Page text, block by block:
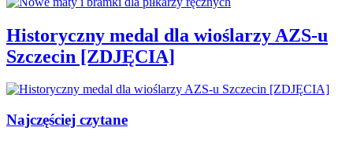
Historyczny medal dla wioślarzy AZS-u
Szczecin [ZDJĘCIA]
Najczęściej czytane